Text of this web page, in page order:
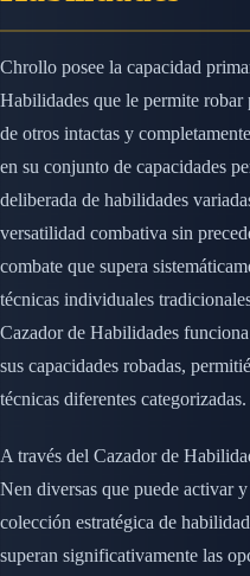
Chrollo posee la capacidad
Habilidades que le permite robar
de otros intactas y
en su conjunto de capacidades
deliberada de habilidades
versatilidad combativa sin
combate que supera
técnicas individuales
Cazador de Habilidades
sus capacidades robadas,
técnicas diferentes categorizadas.
A través del Cazador de
Nen diversas que puede activar
colección estratégica de
superan significativamente las